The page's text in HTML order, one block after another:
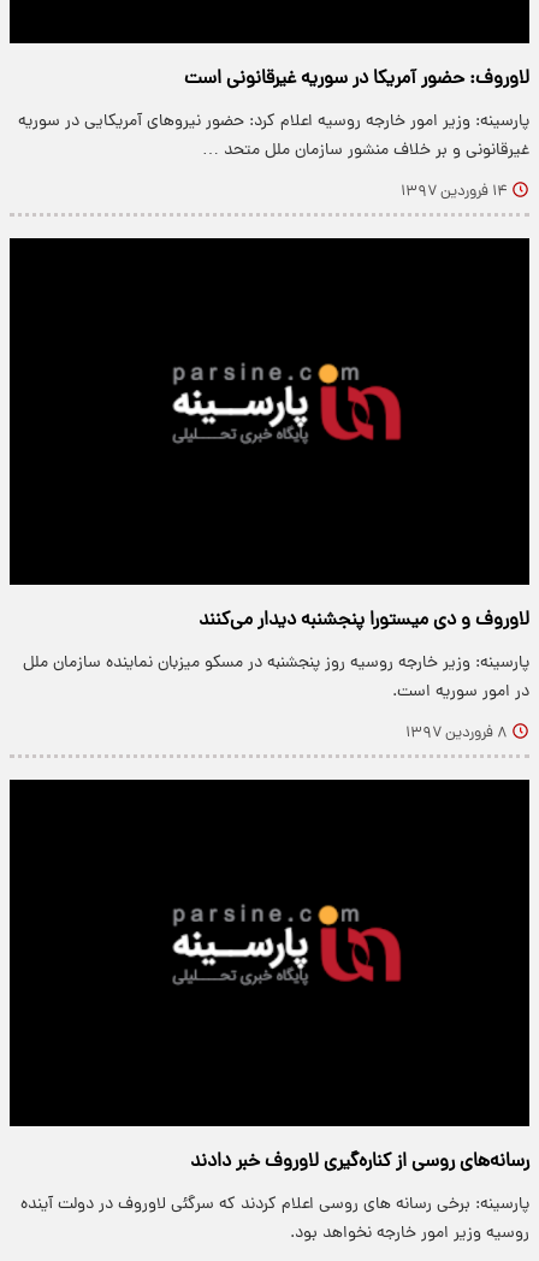
لاوروف: حضور آمریکا در سوریه غیرقانونی است
پارسینه: وزیر امور خارجه روسیه اعلام کرد: حضور نیروهای آمریکایی در سوریه
غیرقانونی و بر خلاف منشور سازمان ملل متحد …
۱۴ فروردین ۱۳۹۷
لاوروف و دی میستورا پنجشنبه دیدار می‌کنند
پارسینه: وزیر خارجه روسیه روز پنجشنبه در مسکو میزبان نماینده سازمان ملل
در امور سوریه است.
۸ فروردین ۱۳۹۷
رسانه‌های روسی از کناره‌گیری لاوروف خبر دادند
پارسینه: برخی رسانه های روسی اعلام کردند که سرگئی لاوروف در دولت آینده
روسیه وزیر امور خارجه نخواهد بود.